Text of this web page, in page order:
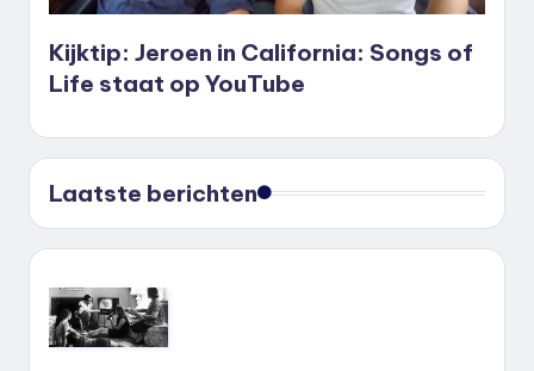
Kijktip: Jeroen in California: Songs of
Life staat op YouTube
Laatste berichten